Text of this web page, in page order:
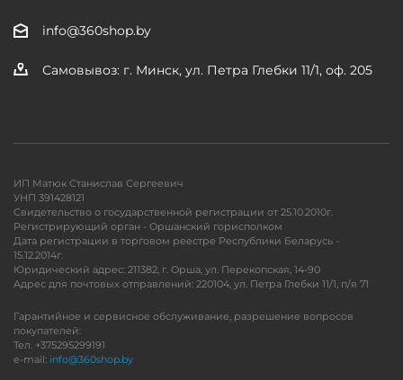
info@360shop.by
Самовывоз: г. Минск, ул. Петра Глебки 11/1, оф. 205
ИП Матюк Станислав Сергеевич
УНП 391428121
Свидетельство о государственной регистрации от 25.10.2010г.
Регистрирующий орган - Оршанский горисполком
Дата регистрации в торговом реестре Республики Беларусь -
15.12.2014г.
Юридический адрес: 211382, г. Орша, ул. Перекопская, 14-90
Адрес для почтовых отправлений: 220104, ул. Петра Глебки 11/1, п/я 71
Гарантийное и сервисное обслуживание, разрешение вопросов
покупателей:
Тел. +375295299191
e-mail: info@360shop.by